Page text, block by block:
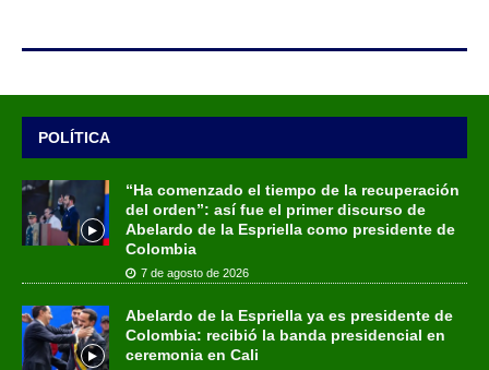
POLÍTICA
“Ha comenzado el tiempo de la recuperación
del orden”: así fue el primer discurso de
Abelardo de la Espriella como presidente de
Colombia
7 de agosto de 2026
Abelardo de la Espriella ya es presidente de
Colombia: recibió la banda presidencial en
ceremonia en Cali